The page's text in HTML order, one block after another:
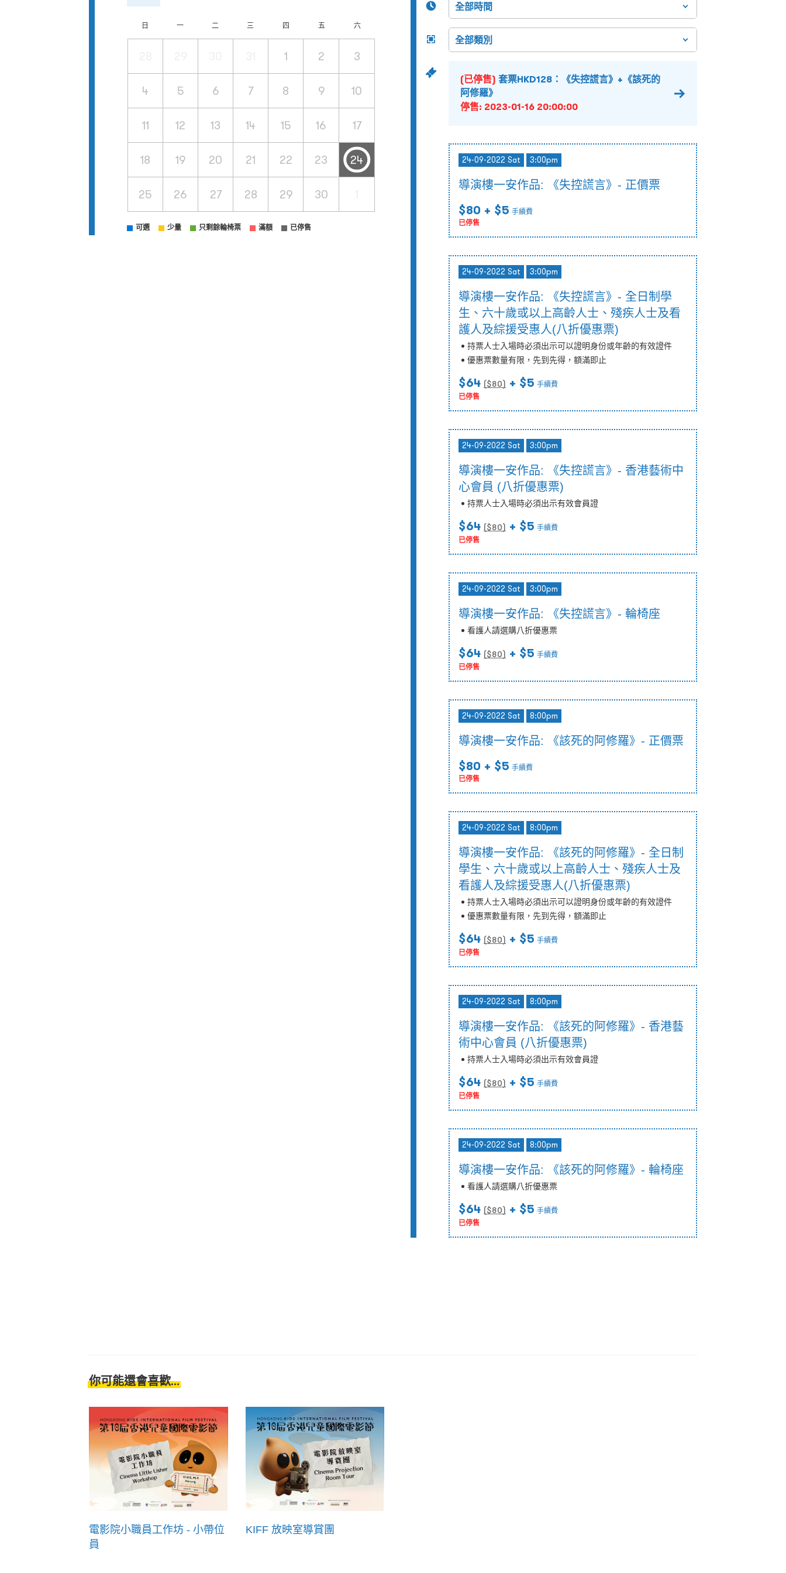
日 一 二 三 四 五 六
1 2 3
4 5 6 7 8 9 10
11 12 13 14 15 16 17
18 19 20 21 22 23 24
25 26 27 28 29 30
可選 少量 只剩餘輪椅票 滿額 已停售
(已停售) 套票HKD128：《失控謊言》+《該死的
阿修羅》
停售: 2023-01-16 20:00:00
24-09-2022 Sat 3:00pm
導演樓一安作品: 《失控謊言》- 正價票
$80 + $5 手續費
已停售
24-09-2022 Sat 3:00pm
導演樓一安作品: 《失控謊言》- 全日制學
生、六十歲或以上高齡人士、殘疾人士及看
護人及綜援受惠人(八折優惠票)
持票人士入場時必須出示可以證明身份或年齡的有效證件
優惠票數量有限，先到先得，額滿即止
$64 ($80) + $5 手續費
已停售
24-09-2022 Sat 3:00pm
導演樓一安作品: 《失控謊言》- 香港藝術中
心會員 (八折優惠票)
持票人士入場時必須出示有效會員證
$64 ($80) + $5 手續費
已停售
24-09-2022 Sat 3:00pm
導演樓一安作品: 《失控謊言》- 輪椅座
看護人請選購八折優惠票
$64 ($80) + $5 手續費
已停售
24-09-2022 Sat 8:00pm
導演樓一安作品: 《該死的阿修羅》- 正價票
$80 + $5 手續費
已停售
24-09-2022 Sat 8:00pm
導演樓一安作品: 《該死的阿修羅》- 全日制
學生、六十歲或以上高齡人士、殘疾人士及
看護人及綜援受惠人(八折優惠票)
持票人士入場時必須出示可以證明身份或年齡的有效證件
優惠票數量有限，先到先得，額滿即止
$64 ($80) + $5 手續費
已停售
24-09-2022 Sat 8:00pm
導演樓一安作品: 《該死的阿修羅》- 香港藝
術中心會員 (八折優惠票)
持票人士入場時必須出示有效會員證
$64 ($80) + $5 手續費
已停售
24-09-2022 Sat 8:00pm
導演樓一安作品: 《該死的阿修羅》- 輪椅座
看護人請選購八折優惠票
$64 ($80) + $5 手續費
已停售
你可能還會喜歡...
電影院小職員工作坊 - 小帶位
員
KIFF 放映室導賞團